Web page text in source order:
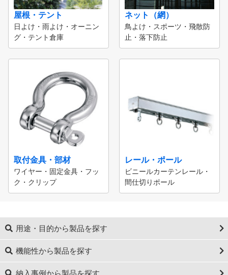
屋根・テント
日よけ・雨よけ・オーニン
グ・テント倉庫
ネット（網）
鳥よけ・スポーツ・飛散防
止・落下防止
取付金具・部材
ワイヤー・固定金具・フッ
ク・クリップ
レール・ポール
ビニールカーテンレール・
間仕切りポール
用途・目的から製品を探す
機能性から製品を探す
納入事例から製品を探す